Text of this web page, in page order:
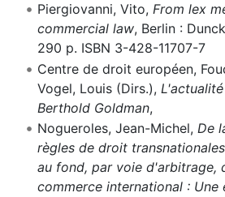
Piergiovanni, Vito, From lex
commercial law, Berlin :
290 p. ISBN 3-428-11707-7
Centre de droit européen,
Vogel, Louis (Dirs.),
Berthold Goldman,
Nogueroles, Jean-Michel, De
règles de droit
au fond, par voie d'arbitrage,
commerce international : Une